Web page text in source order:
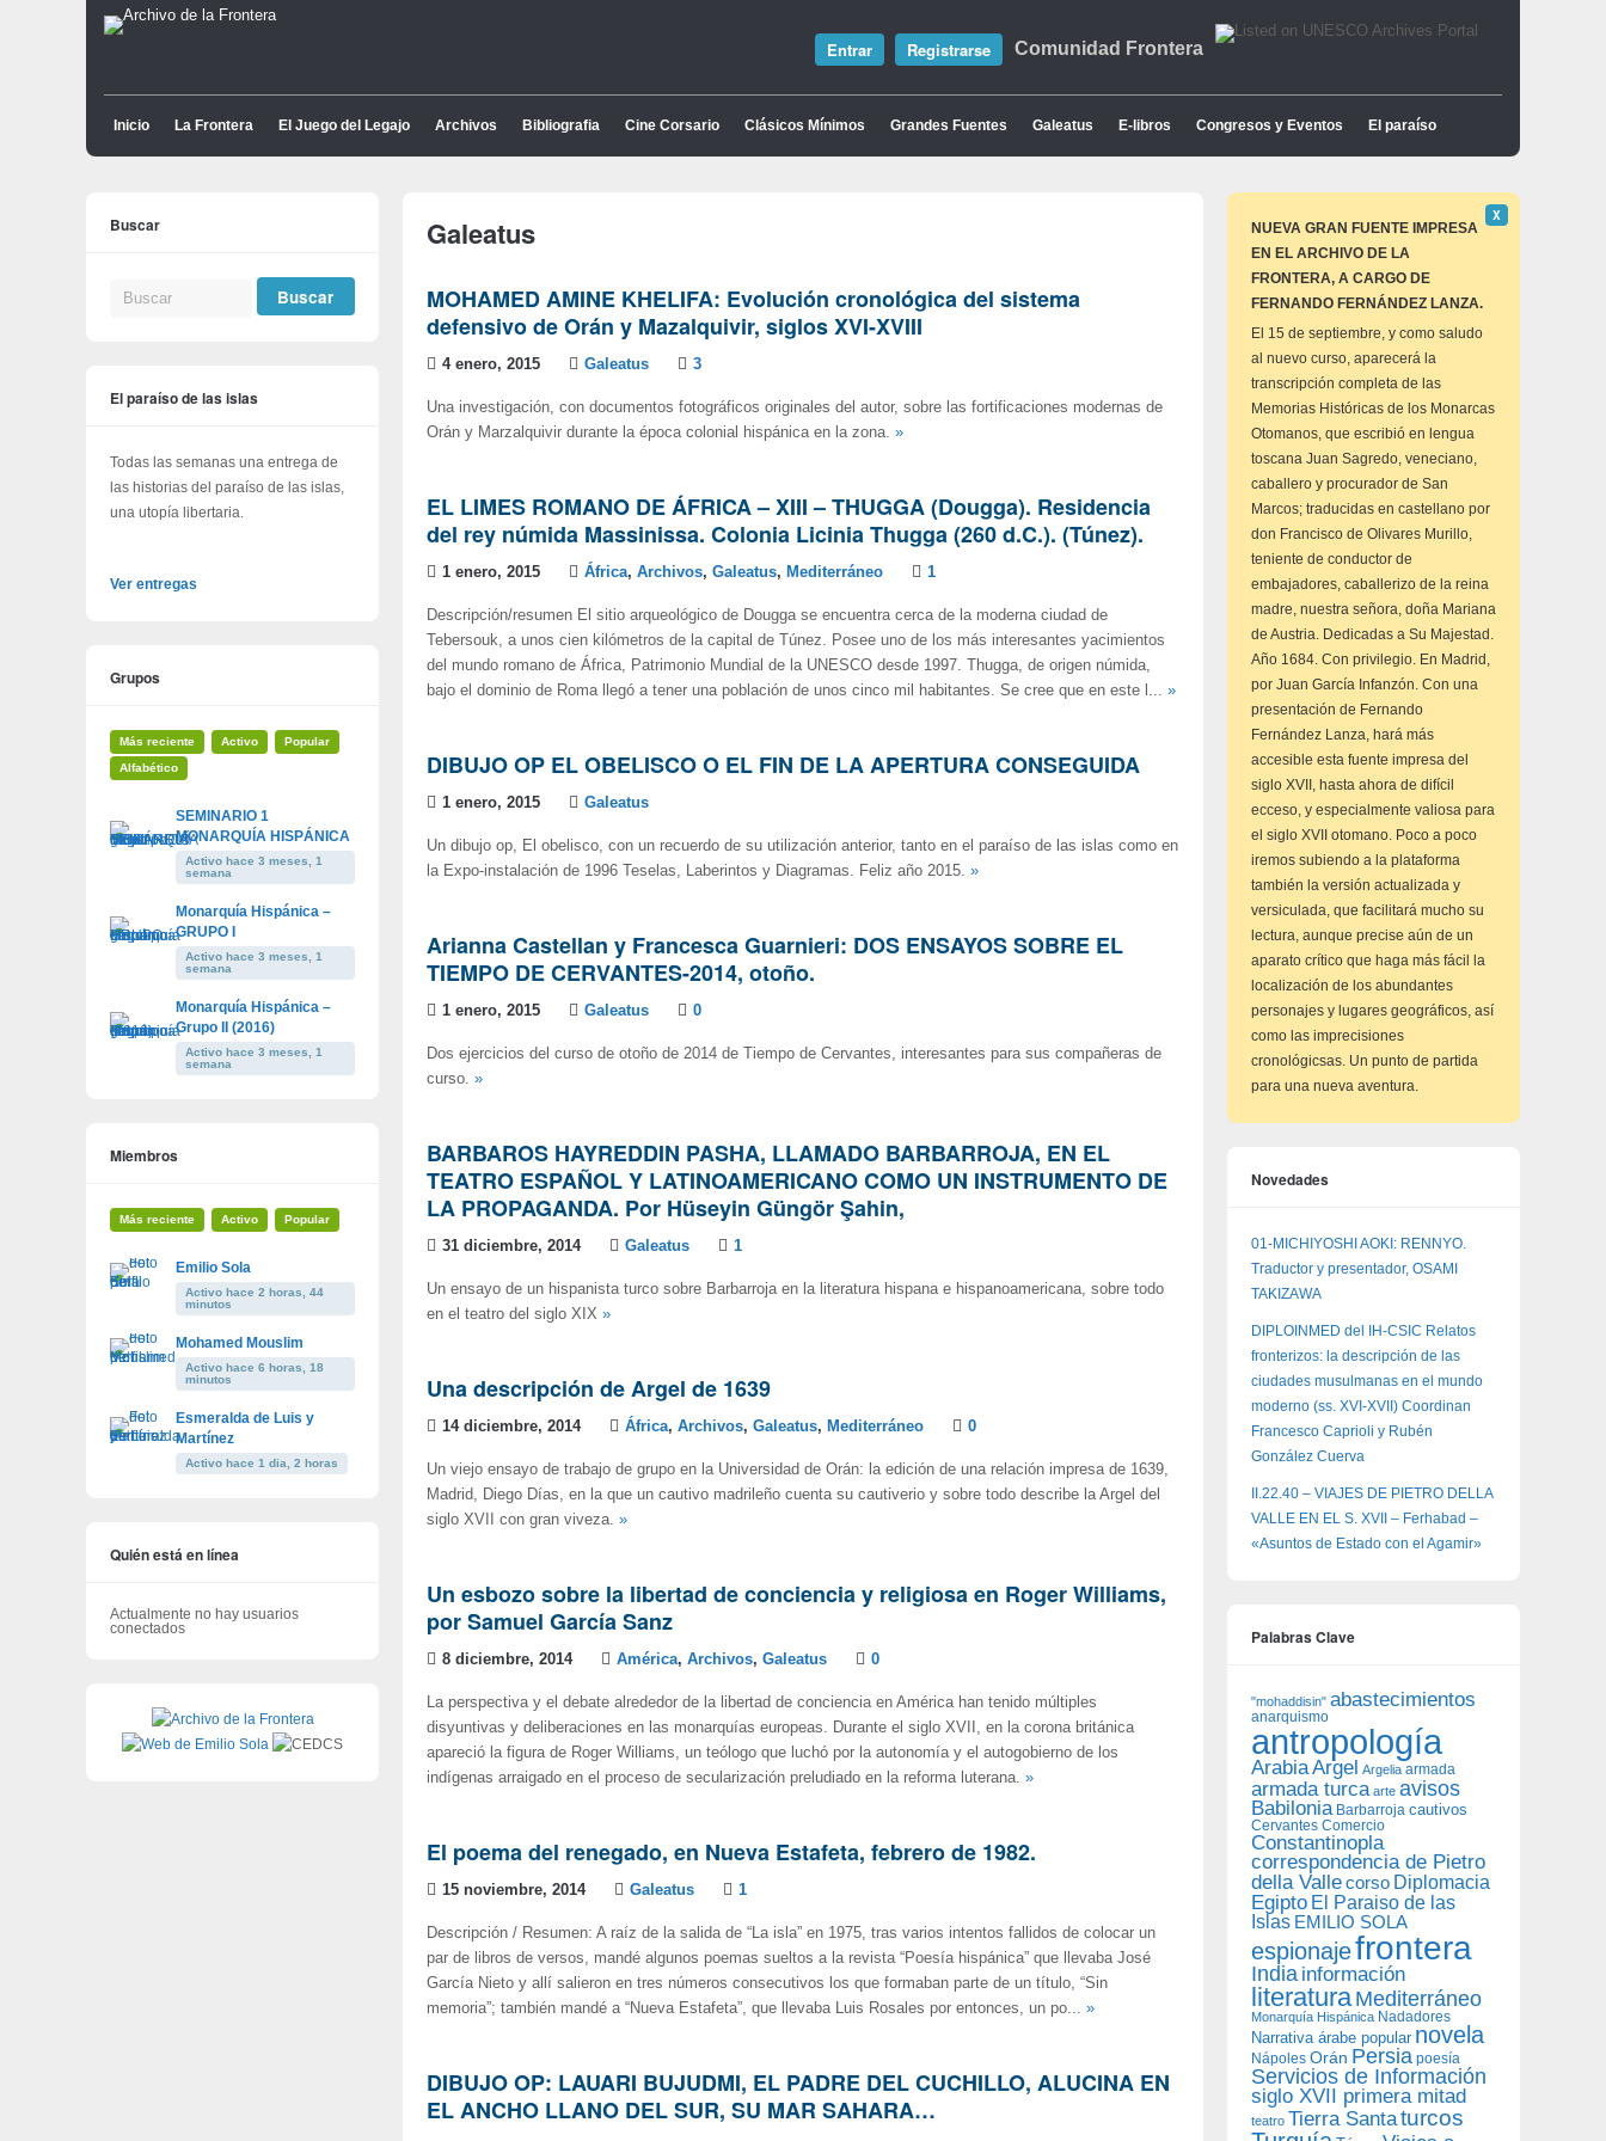
Comunidad Frontera
Entrar Registrarse
Inicio La Frontera El Juego del Legajo Archivos Bibliografia Cine Corsario Clásicos Mínimos Grandes Fuentes Galeatus E-libros Congresos y Eventos El paraíso
Galeatus
MOHAMED AMINE KHELIFA: Evolución cronológica del sistema
defensivo de Orán y Mazalquivir, siglos XVI-XVIII
4 enero, 2015 Galeatus 3
Una investigación, con documentos fotográficos originales del autor, sobre las fortificaciones modernas de
Orán y Marzalquivir durante la época colonial hispánica en la zona. »
EL LIMES ROMANO DE ÁFRICA – XIII – THUGGA (Dougga). Residencia
del rey númida Massinissa. Colonia Licinia Thugga (260 d.C.). (Túnez).
1 enero, 2015 África, Archivos, Galeatus, Mediterráneo 1
Descripción/resumen El sitio arqueológico de Dougga se encuentra cerca de la moderna ciudad de
Tebersouk, a unos cien kilómetros de la capital de Túnez. Posee uno de los más interesantes yacimientos
del mundo romano de África, Patrimonio Mundial de la UNESCO desde 1997. Thugga, de origen númida,
bajo el dominio de Roma llegó a tener una población de unos cinco mil habitantes. Se cree que en este l... »
DIBUJO OP EL OBELISCO O EL FIN DE LA APERTURA CONSEGUIDA
1 enero, 2015 Galeatus
Un dibujo op, El obelisco, con un recuerdo de su utilización anterior, tanto en el paraíso de las islas como en
la Expo-instalación de 1996 Teselas, Laberintos y Diagramas. Feliz año 2015. »
Arianna Castellan y Francesca Guarnieri: DOS ENSAYOS SOBRE EL
TIEMPO DE CERVANTES-2014, otoño.
1 enero, 2015 Galeatus 0
Dos ejercicios del curso de otoño de 2014 de Tiempo de Cervantes, interesantes para sus compañeras de
curso. »
BARBAROS HAYREDDIN PASHA, LLAMADO BARBARROJA, EN EL
TEATRO ESPAÑOL Y LATINOAMERICANO COMO UN INSTRUMENTO DE
LA PROPAGANDA. Por Hüseyin Güngör Şahin,
31 diciembre, 2014 Galeatus 1
Un ensayo de un hispanista turco sobre Barbarroja en la literatura hispana e hispanoamericana, sobre todo
en el teatro del siglo XIX »
Una descripción de Argel de 1639
14 diciembre, 2014 África, Archivos, Galeatus, Mediterráneo 0
Un viejo ensayo de trabajo de grupo en la Universidad de Orán: la edición de una relación impresa de 1639,
Madrid, Diego Días, en la que un cautivo madrileño cuenta su cautiverio y sobre todo describe la Argel del
siglo XVII con gran viveza. »
Un esbozo sobre la libertad de conciencia y religiosa en Roger Williams,
por Samuel García Sanz
8 diciembre, 2014 América, Archivos, Galeatus 0
La perspectiva y el debate alrededor de la libertad de conciencia en América han tenido múltiples
disyuntivas y deliberaciones en las monarquías europeas. Durante el siglo XVII, en la corona británica
apareció la figura de Roger Williams, un teólogo que luchó por la autonomía y el autogobierno de los
indígenas arraigado en el proceso de secularización preludiado en la reforma luterana. »
El poema del renegado, en Nueva Estafeta, febrero de 1982.
15 noviembre, 2014 Galeatus 1
Descripción / Resumen: A raíz de la salida de “La isla” en 1975, tras varios intentos fallidos de colocar un
par de libros de versos, mandé algunos poemas sueltos a la revista “Poesía hispánica” que llevaba José
García Nieto y allí salieron en tres números consecutivos los que formaban parte de un título, “Sin
memoria”; también mandé a “Nueva Estafeta”, que llevaba Luis Rosales por entonces, un po... »
DIBUJO OP: LAUARI BUJUDMI, EL PADRE DEL CUCHILLO, ALUCINA EN
EL ANCHO LLANO DEL SUR, SU MAR SAHARA…
Buscar
El paraíso de las islas
Todas las semanas una entrega de
las historias del paraíso de las islas,
una utopía libertaria.
Ver entregas
Grupos
Más reciente Activo
Popular
Alfabético
SEMINARIO 1
MONARQUÍA HISPÁNICA
Activo hace 3 meses, 1
semana
Monarquía Hispánica –
GRUPO I
Activo hace 3 meses, 1
semana
Monarquía Hispánica –
Grupo II (2016)
Activo hace 3 meses, 1
semana
Miembros
Más reciente Activo Popular
Emilio Sola
Activo hace 2 horas, 44
minutos
Mohamed Mouslim
Activo hace 6 horas, 18
minutos
Esmeralda de Luis y
Martínez
Activo hace 1 dia, 2 horas
Quién está en línea
Actualmente no hay usuarios
conectados
NUEVA GRAN FUENTE IMPRESA
EN EL ARCHIVO DE LA
FRONTERA, A CARGO DE
FERNANDO FERNÁNDEZ LANZA.
Descartar
este
Χ
El 15 de septiembre, y como saludo
al nuevo curso, aparecerá la
transcripción completa de las
Memorias Históricas de los Monarcas
Otomanos, que escribió en lengua
toscana Juan Sagredo, veneciano,
caballero y procurador de San
Marcos; traducidas en castellano por
don Francisco de Olivares Murillo,
teniente de conductor de
embajadores, caballerizo de la reina
madre, nuestra señora, doña Mariana
de Austria. Dedicadas a Su Majestad.
Año 1684. Con privilegio. En Madrid,
por Juan García Infanzón. Con una
presentación de Fernando
Fernández Lanza, hará más
accesible esta fuente impresa del
siglo XVII, hasta ahora de difícil
ecceso, y especialmente valiosa para
el siglo XVII otomano. Poco a poco
iremos subiendo a la plataforma
también la versión actualizada y
versiculada, que facilitará mucho su
lectura, aunque precise aún de un
aparato crítico que haga más fácil la
localización de los abundantes
personajes y lugares geográficos, así
como las imprecisiones
cronológicsas. Un punto de partida
para una nueva aventura.
Novedades
01-MICHIYOSHI AOKI: RENNYO.
Traductor y presentador, OSAMI
TAKIZAWA
DIPLOINMED del IH-CSIC Relatos
fronterizos: la descripción de las
ciudades musulmanas en el mundo
moderno (ss. XVI-XVII) Coordinan
Francesco Caprioli y Rubén
González Cuerva
II.22.40 – VIAJES DE PIETRO DELLA
VALLE EN EL S. XVII – Ferhabad –
«Asuntos de Estado con el Agamir»
Palabras Clave
"mohaddisin" abastecimientos
anarquismo
antropología
ArabiaArgel Argelia armada
armada turca arte avisos
Babilonia Barbarroja cautivos
Cervantes Comercio
Constantinopla
correspondencia de Pietro
della Vallecorso Diplomacia
Egipto El Paraiso de las
Islas EMILIO SOLA
espionajefrontera
India información
literatura Mediterráneo
Monarquía Hispánica Nadadores
Narrativa árabe popular novela
Nápoles Orán Persia poesía
Servicios de Información
siglo XVII primera mitad
teatro Tierra Santaturcos